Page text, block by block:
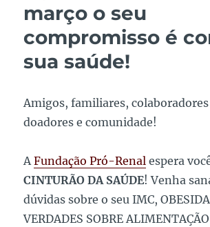
março o seu
compromisso é
sua saúde!
Amigos, familiares, colaboradores
doadores e comunidade!
AFundação Pró-Renal espera
CINTURÃO DA SAÚDE! Venha
dúvidas sobre o seu IMC,
VERDADES SOBRE